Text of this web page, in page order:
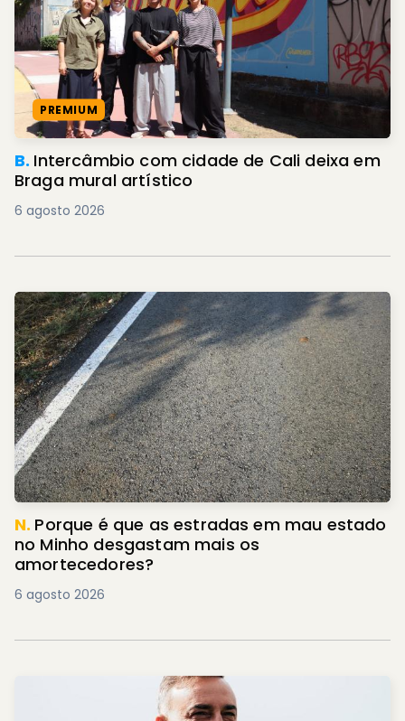
PREMIUM
B. Intercâmbio com cidade de Cali deixa em
Braga mural artístico
6 agosto 2026
N. Porque é que as estradas em mau estado
no Minho desgastam mais os
amortecedores?
6 agosto 2026